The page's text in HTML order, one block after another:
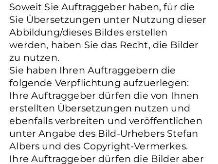
Soweit Sie Auftraggeber haben, für die
Sie Übersetzungen unter Nutzung dieser
Abbildung/dieses Bildes erstellen
werden, haben Sie das Recht, die Bilder
zu nutzen.
Sie haben Ihren Auftraggebern die
folgende Verpflichtung aufzuerlegen:
Ihre Auftraggeber dürfen die von Ihnen
erstellten Übersetzungen nutzen und
ebenfalls verbreiten und veröffentlichen
unter Angabe des Bild-Urhebers Stefan
Albers und des Copyright-Vermerkes.
Ihre Auftraggeber dürfen die Bilder aber